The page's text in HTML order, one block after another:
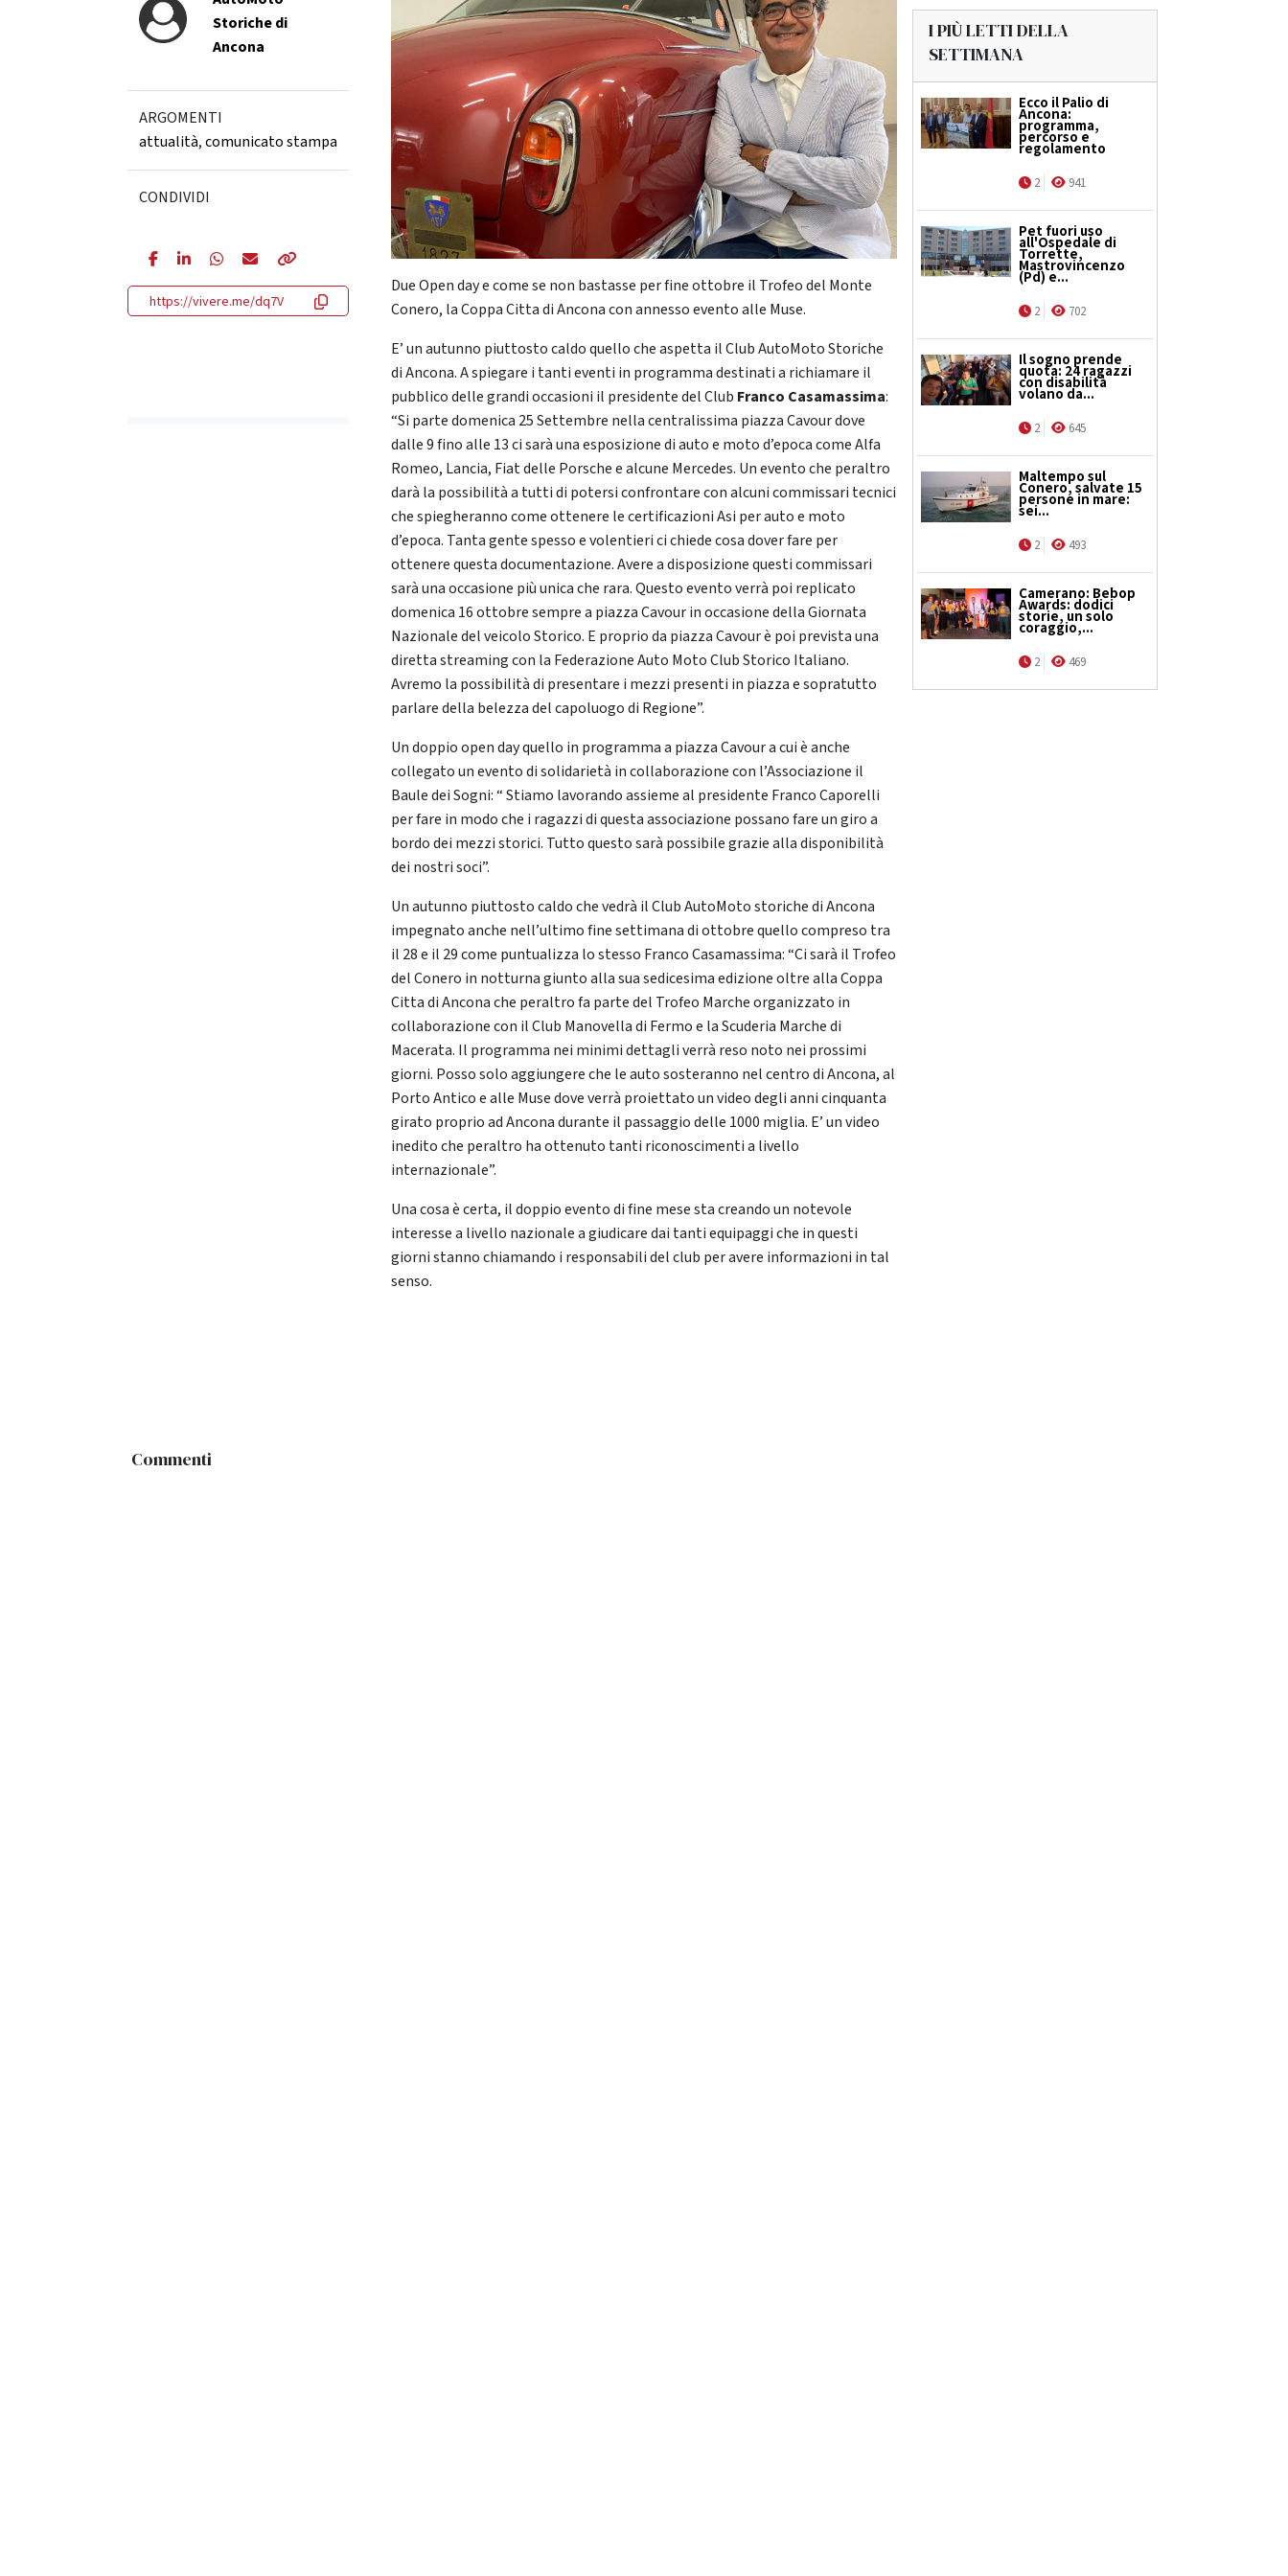
Storiche di
Ancona
ARGOMENTI
attualità,comunicato stampa
CONDIVIDI
https://vivere.me/dq7V
Due Open day e come se non bastasse per fine ottobre il Trofeo del Monte
Conero, la Coppa Citta di Ancona con annesso evento alle Muse.
E’ un autunno piuttosto caldo quello che aspetta il Club AutoMoto Storiche
di Ancona. A spiegare i tanti eventi in programma destinati a richiamare il
pubblico delle grandi occasioni il presidente del Club Franco Casamassima:
“Si parte domenica 25 Settembre nella centralissima piazza Cavour dove
dalle 9 fino alle 13 ci sarà una esposizione di auto e moto d’epoca come Alfa
Romeo, Lancia, Fiat delle Porsche e alcune Mercedes. Un evento che peraltro
darà la possibilità a tutti di potersi confrontare con alcuni commissari tecnici
che spiegheranno come ottenere le certificazioni Asi per auto e moto
d’epoca. Tanta gente spesso e volentieri ci chiede cosa dover fare per
ottenere questa documentazione. Avere a disposizione questi commissari
sarà una occasione più unica che rara. Questo evento verrà poi replicato
domenica 16 ottobre sempre a piazza Cavour in occasione della Giornata
Nazionale del veicolo Storico. E proprio da piazza Cavour è poi prevista una
diretta streaming con la Federazione Auto Moto Club Storico Italiano.
Avremo la possibilità di presentare i mezzi presenti in piazza e sopratutto
parlare della belezza del capoluogo di Regione”.
Un doppio open day quello in programma a piazza Cavour a cui è anche
collegato un evento di solidarietà in collaborazione con l’Associazione il
Baule dei Sogni: “ Stiamo lavorando assieme al presidente Franco Caporelli
per fare in modo che i ragazzi di questa associazione possano fare un giro a
bordo dei mezzi storici. Tutto questo sarà possibile grazie alla disponibilità
dei nostri soci”.
Un autunno piuttosto caldo che vedrà il Club AutoMoto storiche di Ancona
impegnato anche nell’ultimo fine settimana di ottobre quello compreso tra
il 28 e il 29 come puntualizza lo stesso Franco Casamassima: “Ci sarà il Trofeo
del Conero in notturna giunto alla sua sedicesima edizione oltre alla Coppa
Citta di Ancona che peraltro fa parte del Trofeo Marche organizzato in
collaborazione con il Club Manovella di Fermo e la Scuderia Marche di
Macerata. Il programma nei minimi dettagli verrà reso noto nei prossimi
giorni. Posso solo aggiungere che le auto sosteranno nel centro di Ancona, al
Porto Antico e alle Muse dove verrà proiettato un video degli anni cinquanta
girato proprio ad Ancona durante il passaggio delle 1000 miglia. E’ un video
inedito che peraltro ha ottenuto tanti riconoscimenti a livello
internazionale”.
Una cosa è certa, il doppio evento di fine mese sta creando un notevole
interesse a livello nazionale a giudicare dai tanti equipaggi che in questi
giorni stanno chiamando i responsabili del club per avere informazioni in tal
senso.
I PIÙ LETTI DELLA
SETTIMANA
Ecco il Palio di
Ancona:
programma,
percorso e
regolamento
2 941
Pet fuori uso
all'Ospedale di
Torrette,
Mastrovincenzo
(Pd) e...
2 702
Il sogno prende
quota: 24 ragazzi
con disabilità
volano da...
2 645
Maltempo sul
Conero, salvate 15
persone in mare:
sei...
2 493
Camerano: Bebop
Awards: dodici
storie, un solo
coraggio,...
2 469
Commenti